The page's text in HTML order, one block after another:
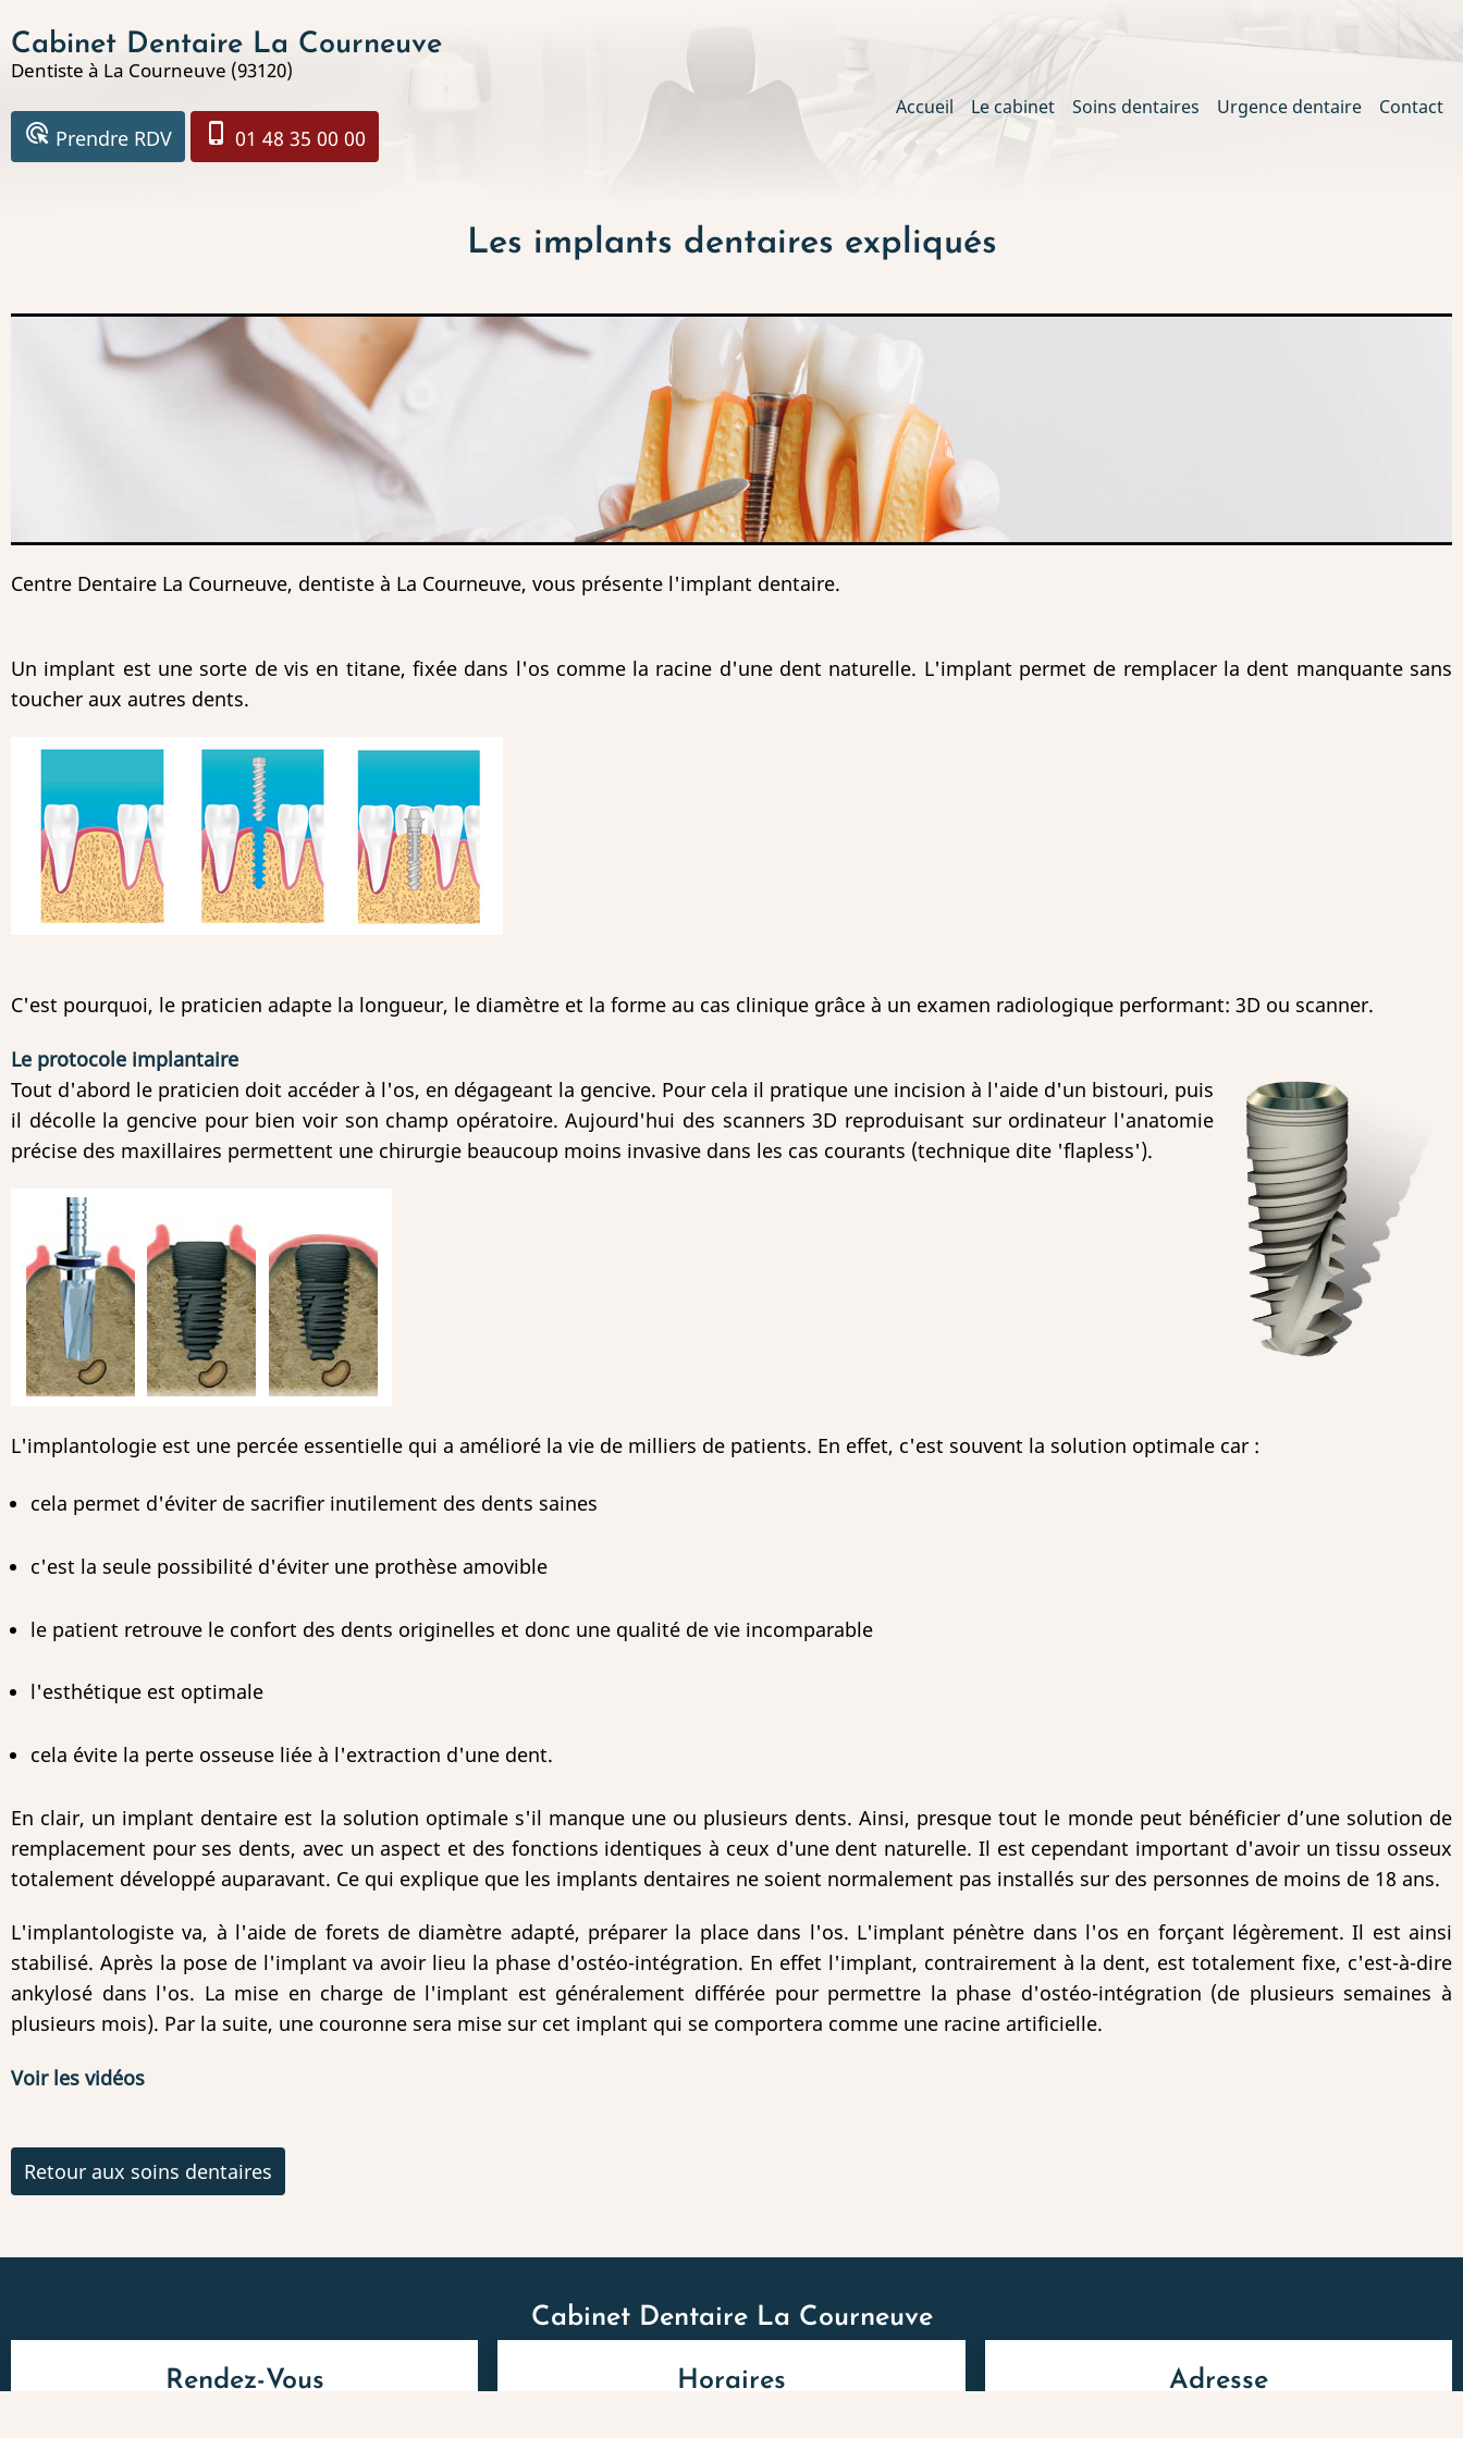
au
contenu
principal
Cabinet Dentaire La Courneuve
Dentiste à La Courneuve (93120)
ads_click Prendre RDV phone_iphone 01 48 35 00 00
Main
navigation
Accueil Le cabinet Soins dentaires Urgence dentaire Contact
Les implants dentaires expliqués
Centre Dentaire La Courneuve, dentiste à La Courneuve, vous présente l'implant dentaire.
Un implant est une sorte de vis en titane, fixée dans l'os comme la racine d'une dent naturelle. L'implant permet de remplacer la dent manquante sans
toucher aux autres dents.
C'est pourquoi, le praticien adapte la longueur, le diamètre et la forme au cas clinique grâce à un examen radiologique performant: 3D ou scanner.
Le protocole implantaire
Tout d'abord le praticien doit accéder à l'os, en dégageant la gencive. Pour cela il pratique une incision à l'aide d'un bistouri, puis
il décolle la gencive pour bien voir son champ opératoire. Aujourd'hui des scanners 3D reproduisant sur ordinateur l'anatomie
précise des maxillaires permettent une chirurgie beaucoup moins invasive dans les cas courants (technique dite 'flapless').
L'implantologie est une percée essentielle qui a amélioré la vie de milliers de patients. En effet, c'est souvent la solution optimale car :
cela permet d'éviter de sacrifier inutilement des dents saines
c'est la seule possibilité d'éviter une prothèse amovible
le patient retrouve le confort des dents originelles et donc une qualité de vie incomparable
l'esthétique est optimale
cela évite la perte osseuse liée à l'extraction d'une dent.
En clair, un implant dentaire est la solution optimale s'il manque une ou plusieurs dents. Ainsi, presque tout le monde peut bénéficier d’une solution de
remplacement pour ses dents, avec un aspect et des fonctions identiques à ceux d'une dent naturelle. Il est cependant important d'avoir un tissu osseux
totalement développé auparavant. Ce qui explique que les implants dentaires ne soient normalement pas installés sur des personnes de moins de 18 ans.
L'implantologiste va, à l'aide de forets de diamètre adapté, préparer la place dans l'os. L'implant pénètre dans l'os en forçant légèrement. Il est ainsi
stabilisé. Après la pose de l'implant va avoir lieu la phase d'ostéo-intégration. En effet l'implant, contrairement à la dent, est totalement fixe, c'est-à-dire
ankylosé dans l'os. La mise en charge de l'implant est généralement différée pour permettre la phase d'ostéo-intégration (de plusieurs semaines à
plusieurs mois). Par la suite, une couronne sera mise sur cet implant qui se comportera comme une racine artificielle.
Voir les vidéos
Retour aux soins dentaires
Cabinet Dentaire La Courneuve
Rendez-Vous Horaires Adresse